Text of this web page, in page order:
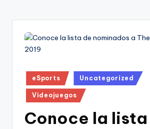
Publicado
en
eSports Uncategorized
Videojuegos
Conoce la